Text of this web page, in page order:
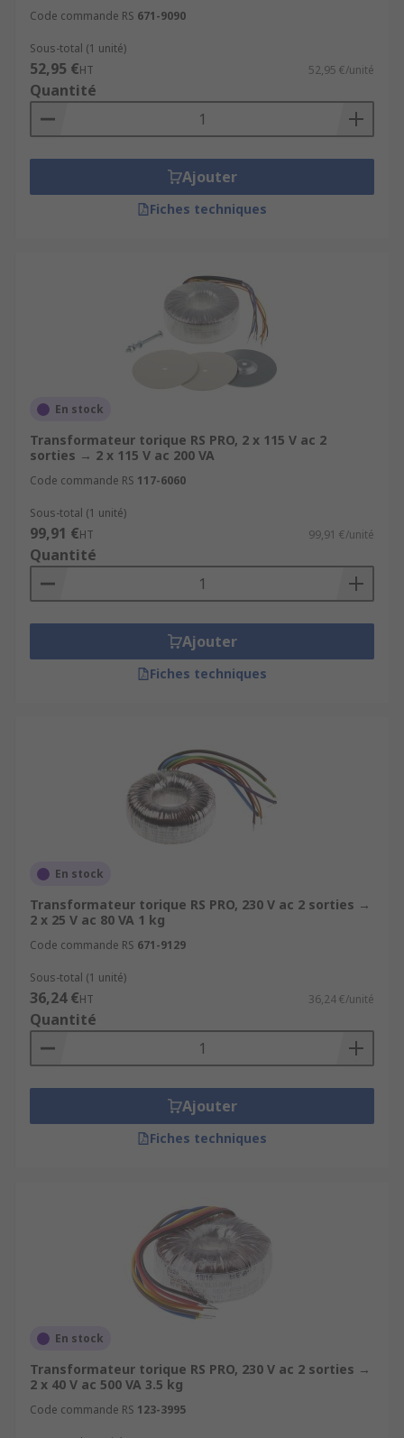
Code commande RS 671-9090
Sous-total (1 unité)
52,95 €HT 52,95 €/unité
Quantité
Ajouter
Fiches techniques
En stock
Transformateur torique RS PRO, 2 x 115 V ac 2
sorties → 2 x 115 V ac 200 VA
Code commande RS 117-6060
Sous-total (1 unité)
99,91 €HT 99,91 €/unité
Quantité
Ajouter
Fiches techniques
En stock
Transformateur torique RS PRO, 230 V ac 2 sorties →
2 x 25 V ac 80 VA 1 kg
Code commande RS 671-9129
Sous-total (1 unité)
36,24 €HT 36,24 €/unité
Quantité
Ajouter
Fiches techniques
En stock
Transformateur torique RS PRO, 230 V ac 2 sorties →
2 x 40 V ac 500 VA 3.5 kg
Code commande RS 123-3995